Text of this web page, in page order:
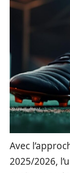
Avec
2025/2026,